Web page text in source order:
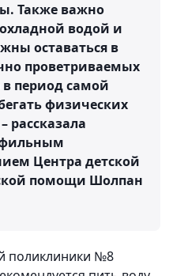
Также важно
водой и
оставаться в
проветриваемых
период самой
физических
рассказала
Центра детской
помощи Шолпан
поликлиники №8